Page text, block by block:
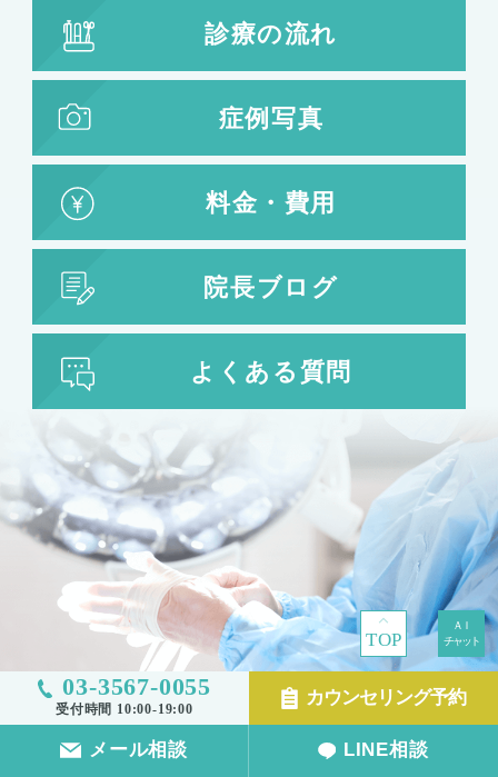
TOP
03-3567-0055
受付時間 10:00-19:00
カウンセリング予約
メール相談 LINE相談
診療の流れ
症例写真
料金・費用
院長ブログ
よくある質問